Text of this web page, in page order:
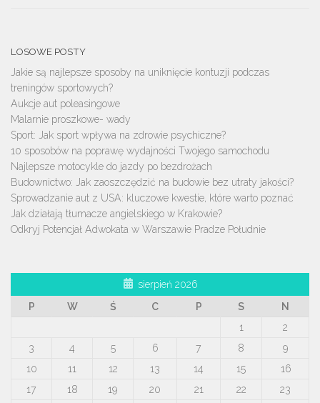
LOSOWE POSTY
Jakie są najlepsze sposoby na uniknięcie kontuzji podczas
treningów sportowych?
Aukcje aut poleasingowe
Malarnie proszkowe- wady
Sport: Jak sport wpływa na zdrowie psychiczne?
10 sposobów na poprawę wydajności Twojego samochodu
Najlepsze motocykle do jazdy po bezdrożach
Budownictwo: Jak zaoszczędzić na budowie bez utraty jakości?
Sprowadzanie aut z USA: kluczowe kwestie, które warto poznać
Jak działają tłumacze angielskiego w Krakowie?
Odkryj Potencjał Adwokata w Warszawie Pradze Południe
sierpień 2026
P
W Ś C P S
N
1
2
3
4 5 6 7 8
9
10
11 12 13 14 15
16
17
18 19 20 21 22
23